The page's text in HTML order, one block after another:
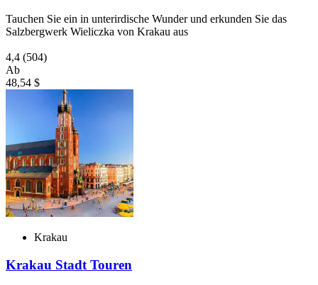
Tauchen Sie ein in unterirdische Wunder und erkunden Sie das
Salzbergwerk Wieliczka von Krakau aus
4,4 (504)
Ab
48,54 $
Krakau
Krakau Stadt Touren